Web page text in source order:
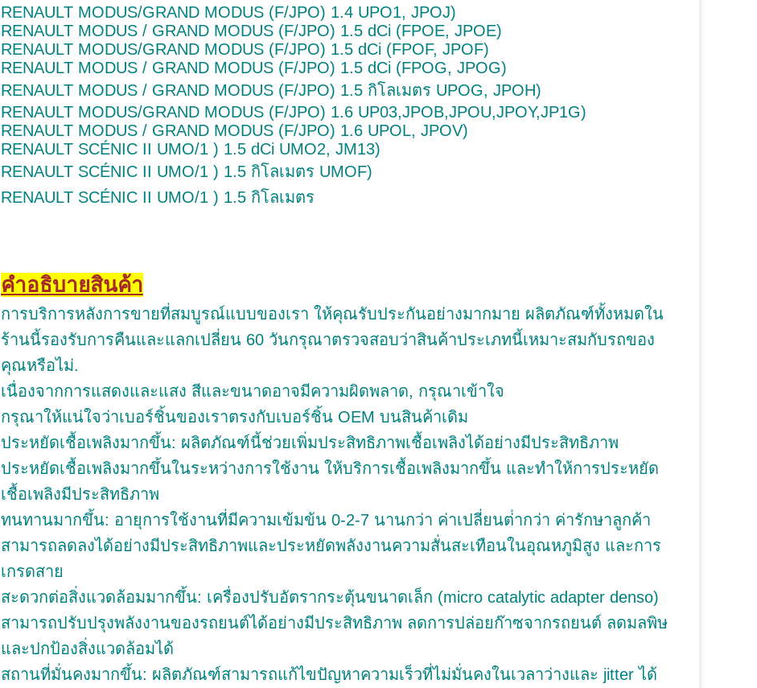
RENAULT MODUS/GRAND MODUS (F/JPO) 1.4 UPO1, JPOJ)
RENAULT MODUS / GRAND MODUS (F/JPO) 1.5 dCi (FPOE, JPOE)
RENAULT MODUS/GRAND MODUS (F/JPO) 1.5 dCi (FPOF, JPOF)
RENAULT MODUS / GRAND MODUS (F/JPO) 1.5 dCi (FPOG, JPOG)
RENAULT MODUS / GRAND MODUS (F/JPO) 1.5 กิโลเมตร UPOG, JPOH)
RENAULT MODUS/GRAND MODUS (F/JPO) 1.6 UP03,JPOB,JPOU,JPOY,JP1G)
RENAULT MODUS / GRAND MODUS (F/JPO) 1.6 UPOL, JPOV)
RENAULT SCÉNIC II UMO/1 ) 1.5 dCi UMO2, JM13)
RENAULT SCÉNIC II UMO/1 ) 1.5 กิโลเมตร UMOF)
RENAULT SCÉNIC II UMO/1 ) 1.5 กิโลเมตร
คําอธิบายสินค้า
การบริการหลังการขายที่สมบูรณ์แบบของเรา ให้คุณรับประกันอย่างมากมาย ผลิตภัณฑ์ทั้งหมดใน
ร้านนี้รองรับการคืนและแลกเปลี่ยน 60 วันกรุณาตรวจสอบว่าสินค้าประเภทนี้เหมาะสมกับรถของ
คุณหรือไม่.
เนื่องจากการแสดงและแสง สีและขนาดอาจมีความผิดพลาด, กรุณาเข้าใจ
กรุณาให้แน่ใจว่าเบอร์ชิ้นของเราตรงกับเบอร์ชิ้น OEM บนสินค้าเดิม
ประหยัดเชื้อเพลิงมากขึ้น: ผลิตภัณฑ์นี้ช่วยเพิ่มประสิทธิภาพเชื้อเพลิงได้อย่างมีประสิทธิภาพ
ประหยัดเชื้อเพลิงมากขึ้นในระหว่างการใช้งาน ให้บริการเชื้อเพลิงมากขึ้น และทําให้การประหยัด
เชื้อเพลิงมีประสิทธิภาพ
ทนทานมากขึ้น: อายุการใช้งานที่มีความเข้มข้น 0-2-7 นานกว่า ค่าเปลี่ยนต่ํากว่า ค่ารักษาลูกค้า
สามารถลดลงได้อย่างมีประสิทธิภาพและประหยัดพลังงานความสั่นสะเทือนในอุณหภูมิสูง และการ
เกรดสาย
สะดวกต่อสิ่งแวดล้อมมากขึ้น: เครื่องปรับอัตรากระตุ้นขนาดเล็ก (micro catalytic adapter denso)
สามารถปรับปรุงพลังงานของรถยนต์ได้อย่างมีประสิทธิภาพ ลดการปล่อยก๊าซจากรถยนต์ ลดมลพิษ
และปกป้องสิ่งแวดล้อมได้
สถานที่มั่นคงมากขึ้น: ผลิตภัณฑ์สามารถแก้ไขปัญหาความเร็วที่ไม่มั่นคงในเวลาว่างและ jitter ได้